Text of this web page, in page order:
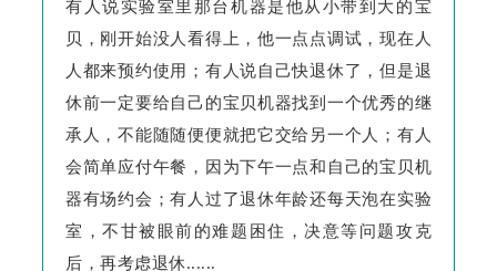
有人说实验室里那台机器是他从小带到大的宝
贝，刚开始没人看得上，他一点点调试，现在人
人都来预约使用；有人说自己快退休了，但是退
休前一定要给自己的宝贝机器找到一个优秀的继
承人，不能随随便便就把它交给另一个人；有人
会简单应付午餐，因为下午一点和自己的宝贝机
器有场约会；有人过了退休年龄还每天泡在实验
室，不甘被眼前的难题困住，决意等问题攻克
后，再考虑退休......